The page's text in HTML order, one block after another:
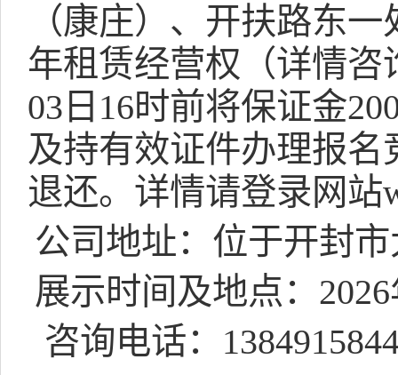
（康庄）、开扶路东
年租赁经营权 （详情咨
03 日 16时前将保证金
及持有效证件办理报
退还。详情请登录网站
公司地址： 位于开封
展示时间及地点 ：
咨询电话：